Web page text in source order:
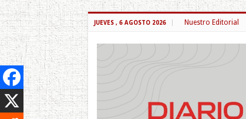
JUEVES , 6 AGOSTO 2026 Nuestro Editorial